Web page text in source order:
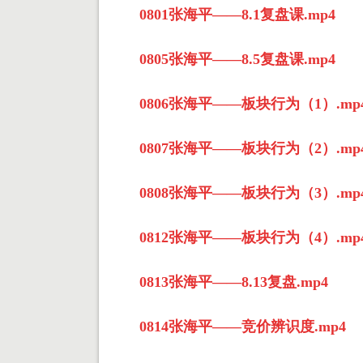
0801张海平——8.1复盘课.mp4
0805张海平——8.5复盘课.mp4
0806张海平——板块行为（1）
0807张海平——板块行为（2）
0808张海平——板块行为（3）
0812张海平——板块行为（4）
0813张海平——8.13复盘.mp4
0814张海平——竞价辨识度.mp4